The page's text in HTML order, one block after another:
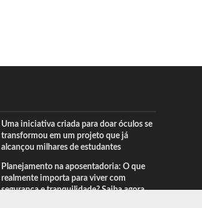
Uma iniciativa criada para doar óculos se
transformou em um projeto que já
alcançou milhares de estudantes
Planejamento na aposentadoria: O que
realmente importa para viver com
segurança e tranquilidade? Saiba agora